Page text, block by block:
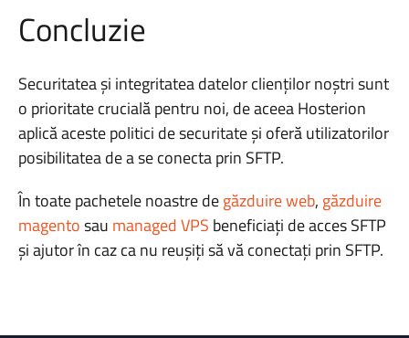
Concluzie
Securitatea și integritatea datelor clienților noștri sunt
o prioritate crucială pentru noi, de aceea Hosterion
aplică aceste politici de securitate și oferă utilizatorilor
posibilitatea de a se conecta prin SFTP.
În toate pachetele noastre degăzduire web, găzduire
magentosau managed VPS beneficiați de acces SFTP
și ajutor în caz ca nu reușiți să vă conectați prin SFTP.